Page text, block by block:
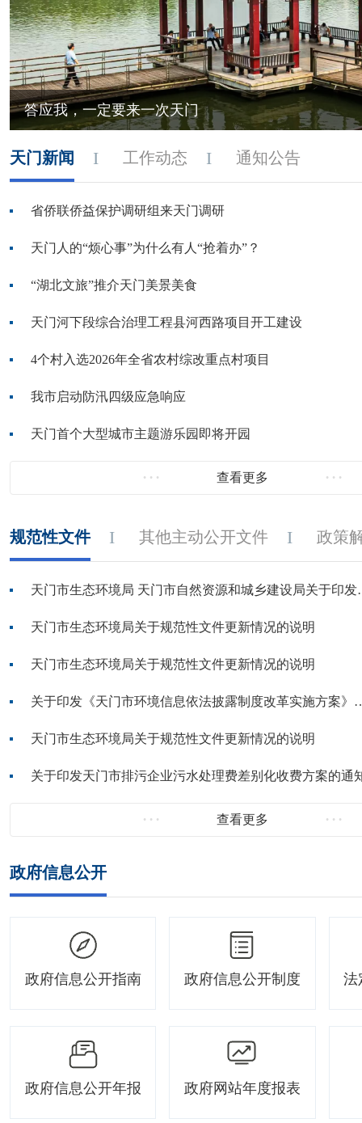
答应我，一定要来一次天门
天门新闻 工作动态 通知公告
省侨联侨益保护调研组来天门调研
天门人的“烦心事”为什么有人“抢着办”？
“湖北文旅”推介天门美景美食
天门河下段综合治理工程县河西路项目开工建设
4个村入选2026年全省农村综改重点村项目
我市启动防汛四级应急响应
天门首个大型城市主题游乐园即将开园
查看更多
规范性文件 其他主动公开文件 政策
天门市生态
天门市生态环境局关于规范性文件更新情况的说明
天门市生态环境局关于规范性文件更新情况的说明
关于印发《天门市环境信息
天门市生态环境局关于规范性文件更新情况的说明
关于印发天门市排污企业污水处理费差别化收费方案的通
查看更多
政府信息公开
政府信息公开指南 政府信息公开制度 法
政府信息公开年报 政府网站年度报表